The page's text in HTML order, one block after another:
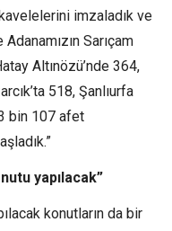
imzaladık ve
Sarıçam
Altınözü’nde 364,
518, Şanlıurfa
bin 107 afet
yapılacak”
konutların da bir